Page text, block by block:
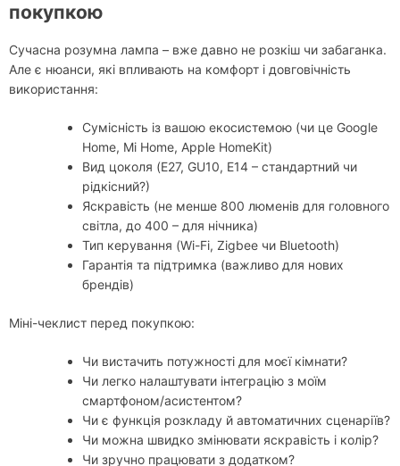
покупкою
Сучасна розумна лампа – вже давно не розкіш чи забаганка.
Але є нюанси, які впливають на комфорт і довговічність
використання:
Сумісність із вашою екосистемою (чи це Google
Home, Mi Home, Apple HomeKit)
Вид цоколя (E27, GU10, E14 – стандартний чи
рідкісний?)
Яскравість (не менше 800 люменів для головного
світла, до 400 – для нічника)
Тип керування (Wi-Fi, Zigbee чи Bluetooth)
Гарантія та підтримка (важливо для нових
брендів)
Міні-чеклист перед покупкою:
Чи вистачить потужності для моєї кімнати?
Чи легко налаштувати інтеграцію з моїм
смартфоном/асистентом?
Чи є функція розкладу й автоматичних сценаріїв?
Чи можна швидко змінювати яскравість і колір?
Чи зручно працювати з додатком?